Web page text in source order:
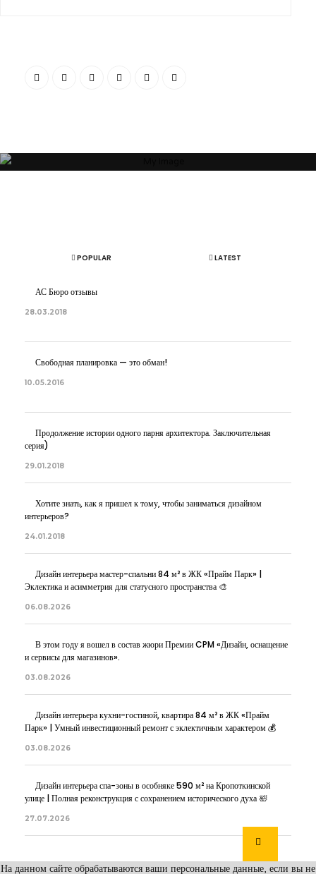
состояние зависят от пространства, которое Вас окружает. Своей
POPULAR LATEST
АС Бюро отзывы
28.03.2018
Свободная планировка — это обман!
10.05.2016
Продолжение истории одного парня архитектора. Заключительная
серия)
29.01.2018
Хотите знать, как я пришел к тому, чтобы заниматься дизайном
интерьеров?
24.01.2018
Дизайн интерьера мастер-спальни 84 м² в ЖК «Прайм Парк» |
Эклектика и асимметрия для статусного пространства 🎨
06.08.2026
В этом году я вошел в состав жюри Премии CPM «Дизайн, оснащение
и сервисы для магазинов».
03.08.2026
Дизайн интерьера кухни-гостиной, квартира 84 м² в ЖК «Прайм
Парк» | Умный инвестиционный ремонт с эклектичным характером 💰
03.08.2026
Дизайн интерьера спа-зоны в особняке 590 м² на Кропоткинской
улице | Полная реконструкция с сохранением исторического духа 🛀
27.07.2026
На данном сайте обрабатываются ваши персональные данные, если вы не